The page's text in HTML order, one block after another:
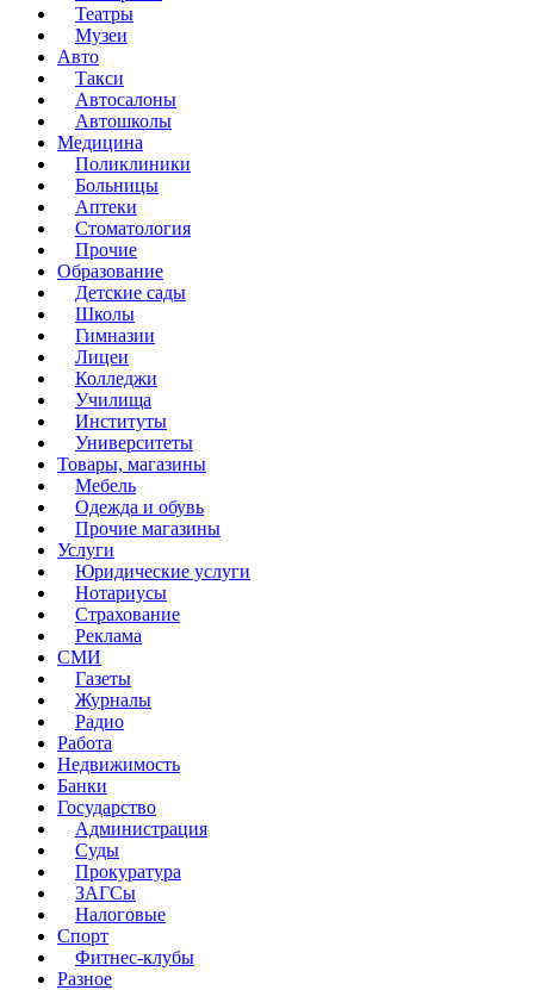
Театры
Музеи
Авто
Такси
Автосалоны
Автошколы
Медицина
Поликлиники
Больницы
Аптеки
Стоматология
Прочие
Образование
Детские сады
Школы
Гимназии
Лицеи
Колледжи
Училища
Институты
Университеты
Товары, магазины
Мебель
Одежда и обувь
Прочие магазины
Услуги
Юридические услуги
Нотариусы
Страхование
Реклама
СМИ
Газеты
Журналы
Радио
Работа
Недвижимость
Банки
Государство
Администрация
Суды
Прокуратура
ЗАГСы
Налоговые
Спорт
Фитнес-клубы
Разное